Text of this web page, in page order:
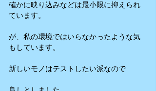
確かに映り込みなどは最小限に抑えられ
ています。
が、私の環境ではいらなかったような気
もしています。
新しいモノはテストしたい派なので